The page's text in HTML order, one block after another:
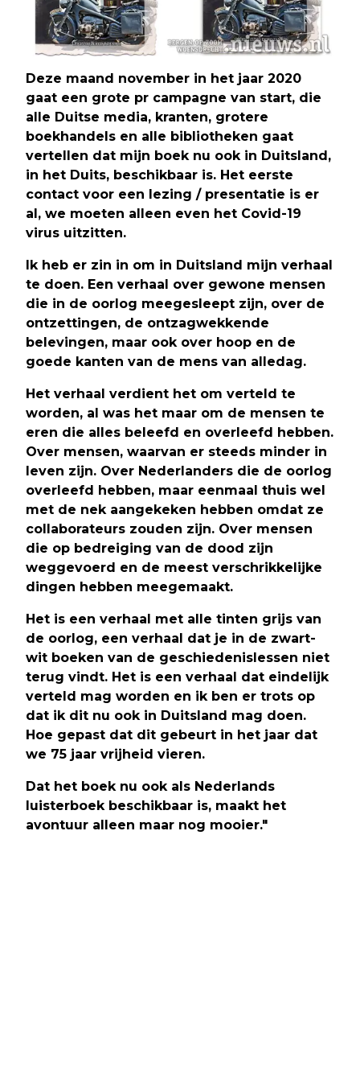
Deze maand november in het jaar 2020
gaat een grote pr campagne van start, die
alle Duitse media, kranten, grotere
boekhandels en alle bibliotheken gaat
vertellen dat mijn boek nu ook in Duitsland,
in het Duits, beschikbaar is. Het eerste
contact voor een lezing / presentatie is er
al, we moeten alleen even het Covid-19
virus uitzitten.
Ik heb er zin in om in Duitsland mijn verhaal
te doen. Een verhaal over gewone mensen
die in de oorlog meegesleept zijn, over de
ontzettingen, de ontzagwekkende
belevingen, maar ook over hoop en de
goede kanten van de mens van alledag.
Het verhaal verdient het om verteld te
worden, al was het maar om de mensen te
eren die alles beleefd en overleefd hebben.
Over mensen, waarvan er steeds minder in
leven zijn. Over Nederlanders die de oorlog
overleefd hebben, maar eenmaal thuis wel
met de nek aangekeken hebben omdat ze
collaborateurs zouden zijn. Over mensen
die op bedreiging van de dood zijn
weggevoerd en de meest verschrikkelijke
dingen hebben meegemaakt.
Het is een verhaal met alle tinten grijs van
de oorlog, een verhaal dat je in de zwart-
wit boeken van de geschiedenislessen niet
terug vindt. Het is een verhaal dat eindelijk
verteld mag worden en ik ben er trots op
dat ik dit nu ook in Duitsland mag doen.
Hoe gepast dat dit gebeurt in het jaar dat
we 75 jaar vrijheid vieren.
Dat het boek nu ook als Nederlands
luisterboek beschikbaar is, maakt het
avontuur alleen maar nog mooier."